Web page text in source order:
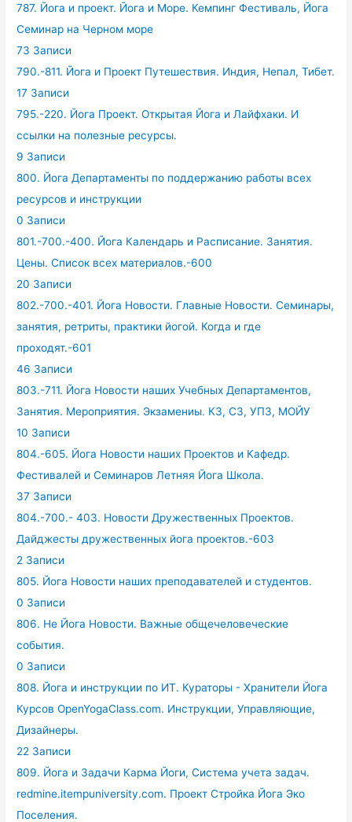
787. Йога и проект. Йога и Море. Кемпинг Фестиваль, Йога
Семинар на Черном море
73 Записи
790.-811. Йога и Проект Путешествия. Индия, Непал, Тибет.
17 Записи
795.-220. Йога Проект. Открытая Йога и Лайфхаки. И
ссылки на полезные ресурсы.
9 Записи
800. Йога Департаменты по поддержанию работы всех
ресурсов и инструкции
0 Записи
801.-700.-400. Йога Календарь и Расписание. Занятия.
Цены. Список всех материалов.-600
20 Записи
802.-700.-401. Йога Новости. Главные Новости. Семинары,
занятия, ретриты, практики йогой. Когда и где
проходят.-601
46 Записи
803.-711. Йога Новости наших Учебных Департаментов,
Занятия. Мероприятия. Экзамениы. КЗ, СЗ, УПЗ, МОЙУ
10 Записи
804.-605. Йога Новости наших Проектов и Кафедр.
Фестивалей и Семинаров Летняя Йога Школа.
37 Записи
804.-700.- 403. Новости Дружественных Проектов.
Дайджесты дружественных йога проектов.-603
2 Записи
805. Йога Новости наших преподавателей и студентов.
0 Записи
806. Не Йога Новости. Важные общечеловеческие
события.
0 Записи
808. Йога и инструкции по ИТ. Кураторы - Хранители Йога
Курсов OpenYogaClass.com. Инструкции, Управляющие,
Дизайнеры.
22 Записи
809. Йога и Задачи Карма Йоги, Система учета задач.
redmine.itempuniversity.com. Проект Стройка Йога Эко
Поселения.